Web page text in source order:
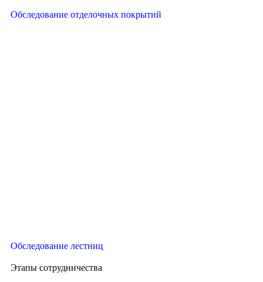
Обследование отделочных покрытий
Обследование лестниц
Этапы сотрудничества